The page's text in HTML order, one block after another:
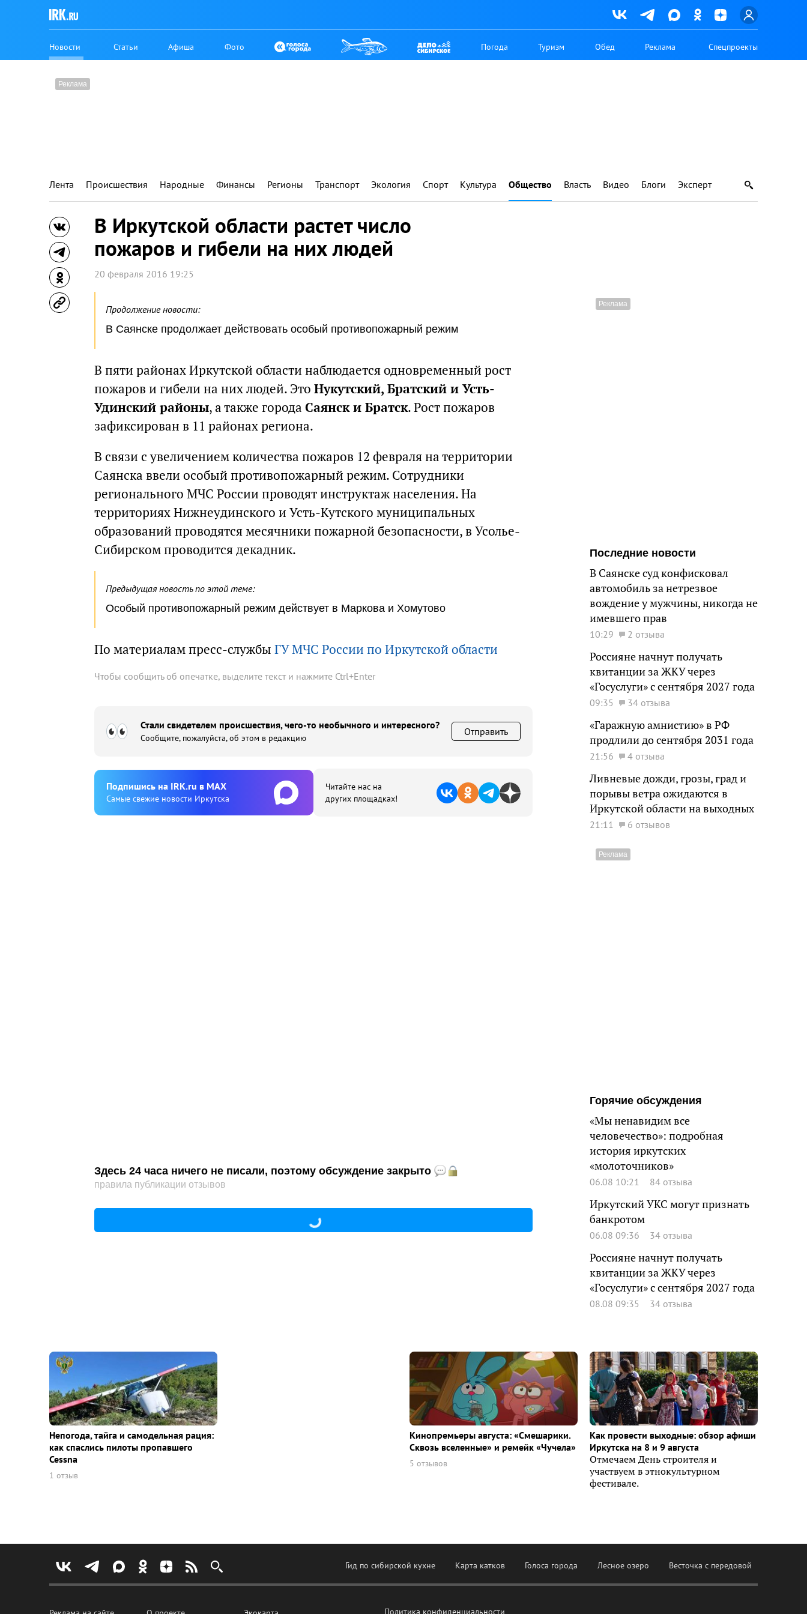
Новости Статьи Афиша Фото Погода Туризм Обед Реклама Спецпроекты
Лента Происшествия Народные Финансы Регионы Транспорт Экология Спорт Культура Общество Власть Видео Блоги Эксперт
В Иркутской области растет число
пожаров и гибели на них людей
20 февраля 2016 19:25
Продолжение новости:
В Саянске продолжает действовать особый противопожарный режим
В пяти районах Иркутской области наблюдается одновременный рост
пожаров и гибели на них людей. Это Нукутский, Братский и Усть-
Удинский районы, а также города Саянск и Братск. Рост пожаров
зафиксирован в 11 районах региона.
В связи с увеличением количества пожаров 12 февраля на территории
Саянска ввели особый противопожарный режим. Сотрудники
регионального МЧС России проводят инструктаж населения. На
территориях Нижнеудинского и Усть-Кутского муниципальных
образований проводятся месячники пожарной безопасности, в Усолье-
Сибирском проводится декадник.
Предыдущая новость по этой теме:
Особый противопожарный режим действует в Маркова и Хомутово
По материалам пресс-службы ГУ МЧС России по Иркутской области
Чтобы сообщить об опечатке, выделите текст и нажмите Ctrl+Enter
Стали свидетелем происшествия, чего-то необычного и интересного?
Сообщите, пожалуйста, об этом в редакцию
Отправить
Подпишиcь на IRK.ru в MAX
Cамые свежие новости Иркутска
Читайте нас на
других площадках!
Здесь 24 часа ничего не писали, поэтому обсуждение закрыто
правила публикации отзывов
Последние новости
В Саянске суд конфисковал
автомобиль за нетрезвое
вождение у мужчины, никогда не
имевшего прав
10:29 2 отзыва
Россияне начнут получать
квитанции за ЖКУ через
«Госуслуги» с сентября 2027 года
09:35 34 отзыва
«Гаражную амнистию» в РФ
продлили до сентября 2031 года
21:56 4 отзыва
Ливневые дожди, грозы, град и
порывы ветра ожидаются в
Иркутской области на выходных
21:11 6 отзывов
Горячие обсуждения
«Мы ненавидим все
человечество»: подробная
история иркутских
«молоточников»
06.08 10:21 84 отзыва
Иркутский УКС могут признать
банкротом
06.08 09:36 34 отзыва
Россияне начнут получать
квитанции за ЖКУ через
«Госуслуги» с сентября 2027 года
08.08 09:35 34 отзыва
Непогода, тайга и самодельная рация:
как спаслись пилоты пропавшего
Cessna
1 отзыв
Кинопремьеры августа: «Смешарики.
Сквозь вселенные» и ремейк «Чучела»
5 отзывов
Как провести выходные: обзор афиши
Иркутска на 8 и 9 августа
Отмечаем День строителя и
участвуем в этнокультурном
фестивале.
Гид по сибирской кухне Карта катков Голоса города Лесное озеро Весточка с передовой
Политика конфиденциальности